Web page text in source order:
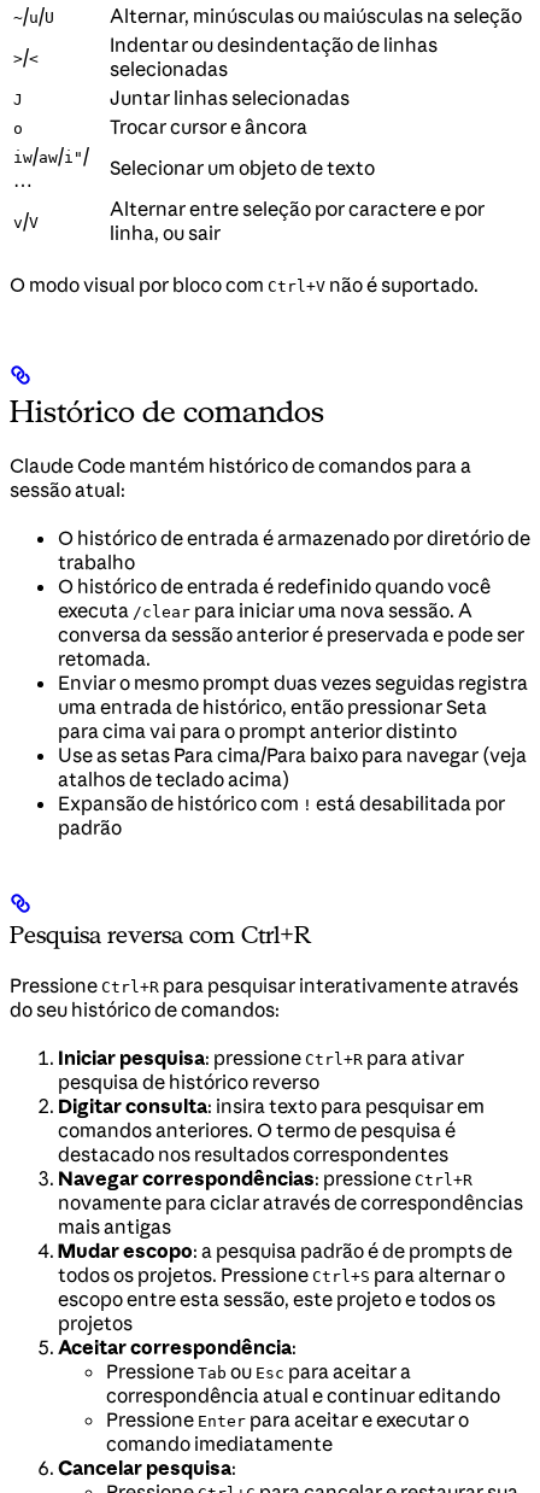
~/u/U Alternar, minúsculas ou maiúsculas na seleção
>/<
Indentar ou desindentação de linhas
selecionadas
J Juntar linhas selecionadas
o Trocar cursor e âncora
iw/aw/i"/
…
Selecionar um objeto de texto
v/V
Alternar entre seleção por caractere e por
linha, ou sair
O modo visual por bloco com Ctrl+V não é suportado.
Histórico de comandos
Claude Code mantém histórico de comandos para a
sessão atual:
O histórico de entrada é armazenado por diretório de
trabalho
O histórico de entrada é redefinido quando você
executa /clear para iniciar uma nova sessão. A
conversa da sessão anterior é preservada e pode ser
retomada.
Enviar o mesmo prompt duas vezes seguidas registra
uma entrada de histórico, então pressionar Seta
para cima vai para o prompt anterior distinto
Use as setas Para cima/Para baixo para navegar (veja
atalhos de teclado acima)
Expansão de histórico com ! está desabilitada por
padrão
Pesquisa reversa com Ctrl+R
Pressione Ctrl+R para pesquisar interativamente através
do seu histórico de comandos:
Iniciar pesquisa: pressione Ctrl+R para ativar
pesquisa de histórico reverso
Digitar consulta: insira texto para pesquisar em
comandos anteriores. O termo de pesquisa é
destacado nos resultados correspondentes
Navegar correspondências: pressione Ctrl+R
novamente para ciclar através de correspondências
mais antigas
Mudar escopo: a pesquisa padrão é de prompts de
todos os projetos. Pressione Ctrl+S para alternar o
escopo entre esta sessão, este projeto e todos os
projetos
Aceitar correspondência:
Pressione Tab ou Esc para aceitar a
correspondência atual e continuar editando
Pressione Enter para aceitar e executar o
comando imediatamente
Cancelar pesquisa: